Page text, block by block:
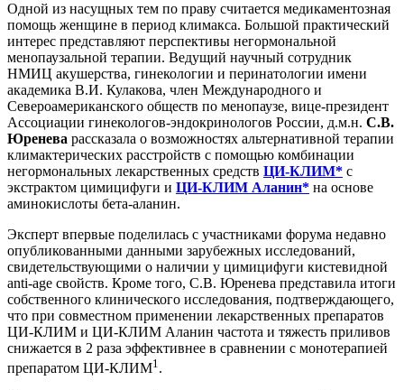
Одной из насущных тем по праву считается медикаментозная
помощь женщине в период климакса. Большой практический
интерес представляют перспективы негормональной
менопаузальной терапии. Ведущий научный сотрудник
НМИЦ акушерства, гинекологии и перинатологии имени
академика В.И. Кулакова, член Международного и
Североамериканского обществ по менопаузе, вице-президент
Ассоциации гинекологов-эндокринологов России, д.м.н. С.В.
Юренева рассказала о возможностях альтернативной терапии
климактерических расстройств с помощью комбинации
негормональных лекарственных средств ЦИ-КЛИМ* с
экстрактом цимицифуги и ЦИ-КЛИМ Аланин* на основе
аминокислоты бета-аланин.
Эксперт впервые поделилась с участниками форума недавно
опубликованными данными зарубежных исследований,
свидетельствующими о наличии у цимицифуги кистевидной
anti-age свойств. Кроме того, С.В. Юренева представила итоги
собственного клинического исследования, подтверждающего,
что при совместном применении лекарственных препаратов
ЦИ-КЛИМ и ЦИ-КЛИМ Аланин частота и тяжесть приливов
снижается в 2 раза эффективнее в сравнении с монотерапией
препаратом ЦИ-КЛИМ1.